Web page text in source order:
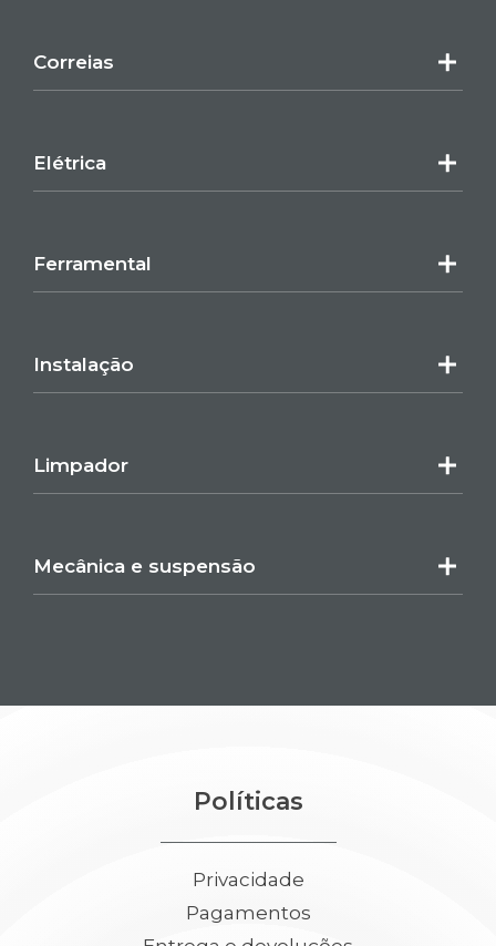
Correias
Elétrica
Ferramental
Instalação
Limpador
Mecânica e suspensão
Políticas
Privacidade
Pagamentos